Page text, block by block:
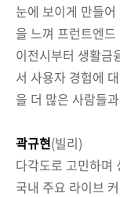
눈에 보이게 만들
을 느껴 프런트엔
이전시부터 생활금
서 사용자 경험에
을 더 많은 사람들
곽규현(빌리)
다각도로 고민하며
국내 주요 라이브